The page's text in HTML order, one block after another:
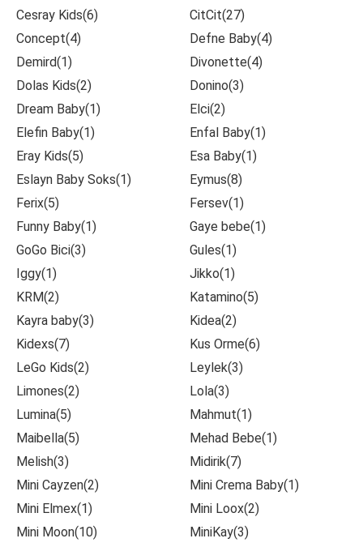
Cesray Kids(6)
CitCit(27)
Concept(4)
Defne Baby(4)
Demird(1)
Divonette(4)
Dolas Kids(2)
Donino(3)
Dream Baby(1)
Elci(2)
Elefin Baby(1)
Enfal Baby(1)
Eray Kids(5)
Esa Baby(1)
Eslayn Baby Soks(1)
Eymus(8)
Ferix(5)
Fersev(1)
Funny Baby(1)
Gaye bebe(1)
GoGo Bici(3)
Gules(1)
Iggy(1)
Jikko(1)
KRM(2)
Katamino(5)
Kayra baby(3)
Kidea(2)
Kidexs(7)
Kus Orme(6)
LeGo Kids(2)
Leylek(3)
Limones(2)
Lola(3)
Lumina(5)
Mahmut(1)
Maibella(5)
Mehad Bebe(1)
Melish(3)
Midirik(7)
Mini Cayzen(2)
Mini Crema Baby(1)
Mini Elmex(1)
Mini Loox(2)
Mini Moon(10)
MiniKay(3)